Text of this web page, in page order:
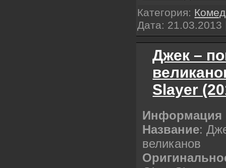
Категория:
Дата: 21.03.2013
Джек –
Slayer
Название:
великанов